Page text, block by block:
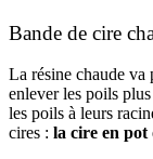
Bande de cire
La résine chaude va
enlever les poils
les poils à leurs
cires : la cire en pot